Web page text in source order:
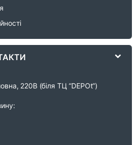
220В (біля ТЦ “DEPOt”)